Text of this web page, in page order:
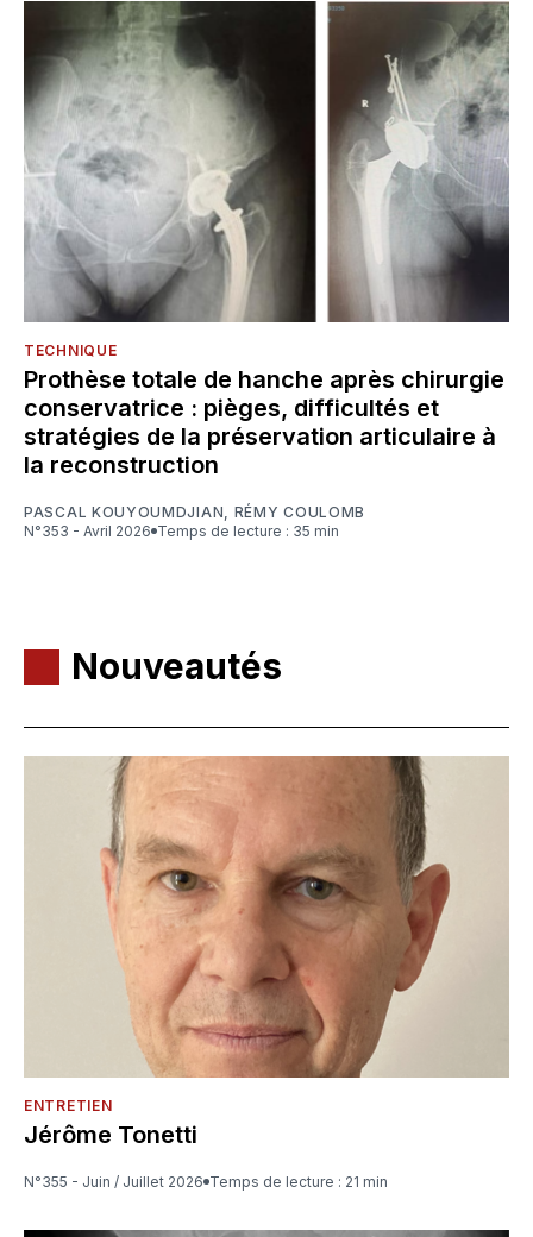
TECHNIQUE
Prothèse totale de hanche après chirurgie
conservatrice : pièges, difficultés et
stratégies de la préservation articulaire à
la reconstruction
PASCAL KOUYOUMDJIAN
RÉMY COULOMB
N°353 - Avril 2026
Temps de lecture : 35 min
Nouveautés
ENTRETIEN
Jérôme Tonetti
N°355 - Juin / Juillet 2026 Temps de lecture : 21 min